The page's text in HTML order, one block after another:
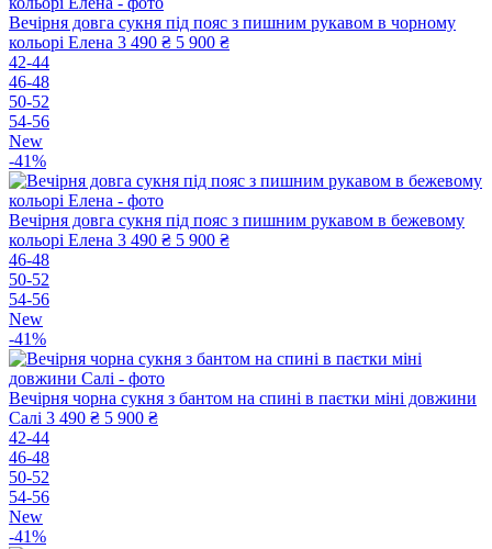
Вечірня довга сукня під пояс з пишним рукавом в чорному
кольорі Елена 3 490 ₴ 5 900 ₴
42-44
46-48
50-52
54-56
New
-41%
Вечірня довга сукня під пояс з пишним рукавом в бежевому
кольорі Елена 3 490 ₴ 5 900 ₴
46-48
50-52
54-56
New
-41%
Вечірня чорна сукня з бантом на спині в паєтки міні довжини
Салі 3 490 ₴ 5 900 ₴
42-44
46-48
50-52
54-56
New
-41%